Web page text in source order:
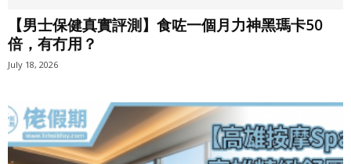
【男士保健真實評測】食咗一個月力神黑瑪卡50
倍，有冇用？
July 18, 2026